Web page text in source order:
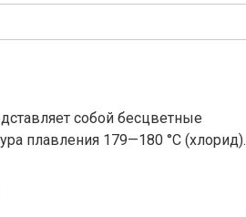
собой бесцветные
плавления 179—180 °C (хлорид).